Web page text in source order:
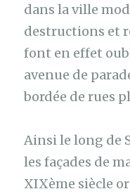
dans la ville
destructions et
font en effet
avenue de
bordée de rues
Ainsi le long de
les façades de
XIXème siècle